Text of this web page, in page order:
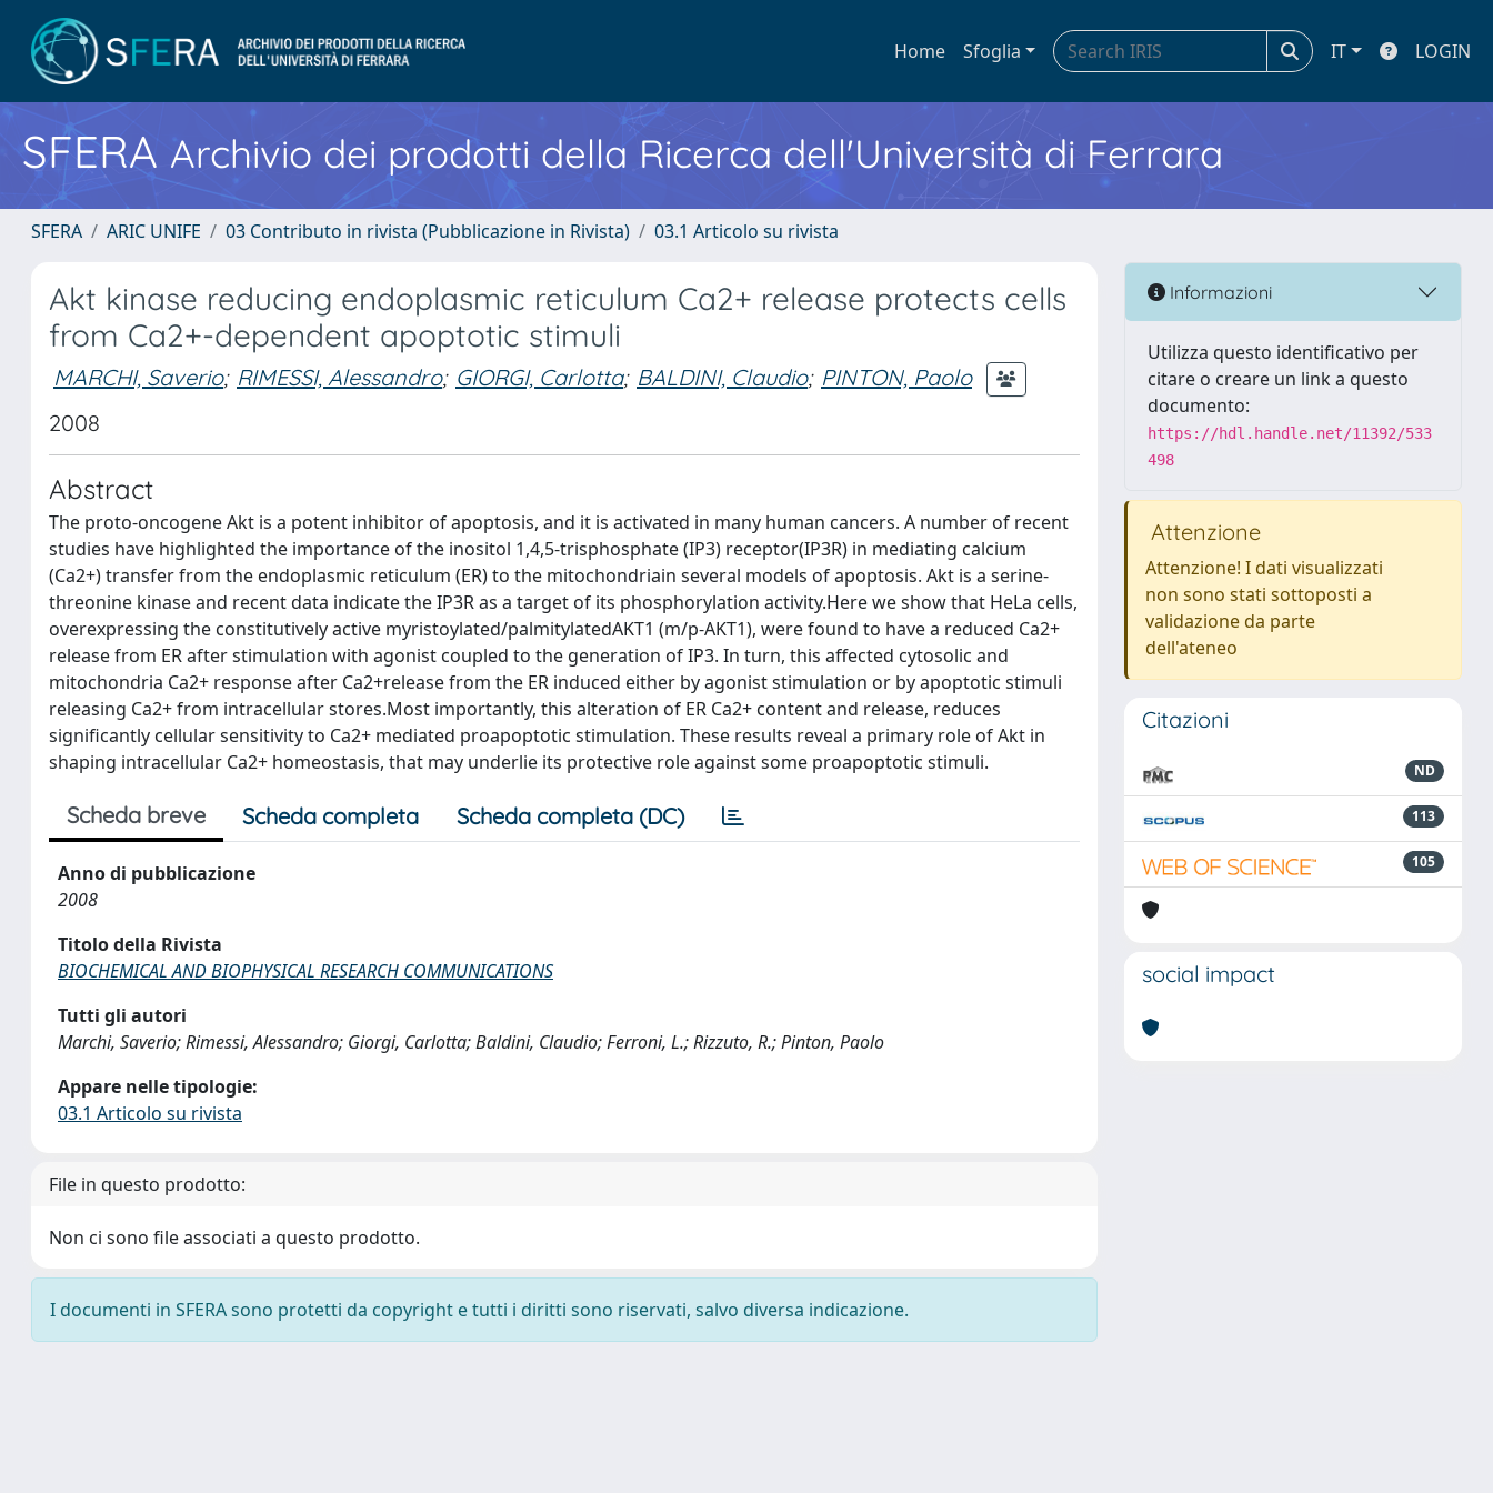
Home Sfoglia IT LOGIN
SFERA Archivio dei prodotti della Ricerca dell'Università di Ferrara
SFERA ARIC UNIFE 03 Contributo in rivista (Pubblicazione in Rivista) 03.1 Articolo su rivista
Akt kinase reducing endoplasmic reticulum Ca2+ release protects cells
from Ca2+-dependent apoptotic stimuli
MARCHI, Saverio; RIMESSI, Alessandro; GIORGI, Carlotta; BALDINI, Claudio; PINTON, Paolo
2008
Abstract
The proto-oncogene Akt is a potent inhibitor of apoptosis, and it is activated in many human cancers. A number of recent
studies have highlighted the importance of the inositol 1,4,5-trisphosphate (IP3) receptor(IP3R) in mediating calcium
(Ca2+) transfer from the endoplasmic reticulum (ER) to the mitochondriain several models of apoptosis. Akt is a serine-
threonine kinase and recent data indicate the IP3R as a target of its phosphorylation activity.Here we show that HeLa cells,
overexpressing the constitutively active myristoylated/palmitylatedAKT1 (m/p-AKT1), were found to have a reduced Ca2+
release from ER after stimulation with agonist coupled to the generation of IP3. In turn, this affected cytosolic and
mitochondria Ca2+ response after Ca2+release from the ER induced either by agonist stimulation or by apoptotic stimuli
releasing Ca2+ from intracellular stores.Most importantly, this alteration of ER Ca2+ content and release, reduces
significantly cellular sensitivity to Ca2+ mediated proapoptotic stimulation. These results reveal a primary role of Akt in
shaping intracellular Ca2+ homeostasis, that may underlie its protective role against some proapoptotic stimuli.
Scheda breve Scheda completa Scheda completa (DC)
Anno di pubblicazione
2008
Titolo della Rivista
BIOCHEMICAL AND BIOPHYSICAL RESEARCH COMMUNICATIONS
Tutti gli autori
Marchi, Saverio; Rimessi, Alessandro; Giorgi, Carlotta; Baldini, Claudio; Ferroni, L.; Rizzuto, R.; Pinton, Paolo
Appare nelle tipologie:
03.1 Articolo su rivista
File in questo prodotto:
Non ci sono file associati a questo prodotto.
I documenti in SFERA sono protetti da copyright e tutti i diritti sono riservati, salvo diversa indicazione.
Informazioni
Utilizza questo identificativo per
citare o creare un link a questo
documento:
https://hdl.handle.net/11392/533
498
Attenzione
Attenzione! I dati visualizzati
non sono stati sottoposti a
validazione da parte
dell'ateneo
Citazioni
ND
113
105
social impact